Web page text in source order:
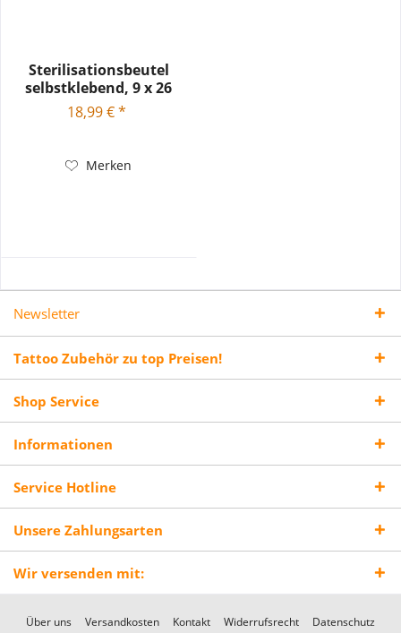
Sterilisationsbeutel
selbstklebend, 9 x 26
cm,...
18,99 € *
Merken
Newsletter
Tattoo Zubehör zu top Preisen!
Shop Service
Informationen
Service Hotline
Unsere Zahlungsarten
Wir versenden mit:
Über uns Versandkosten Kontakt Widerrufsrecht
Datenschutz